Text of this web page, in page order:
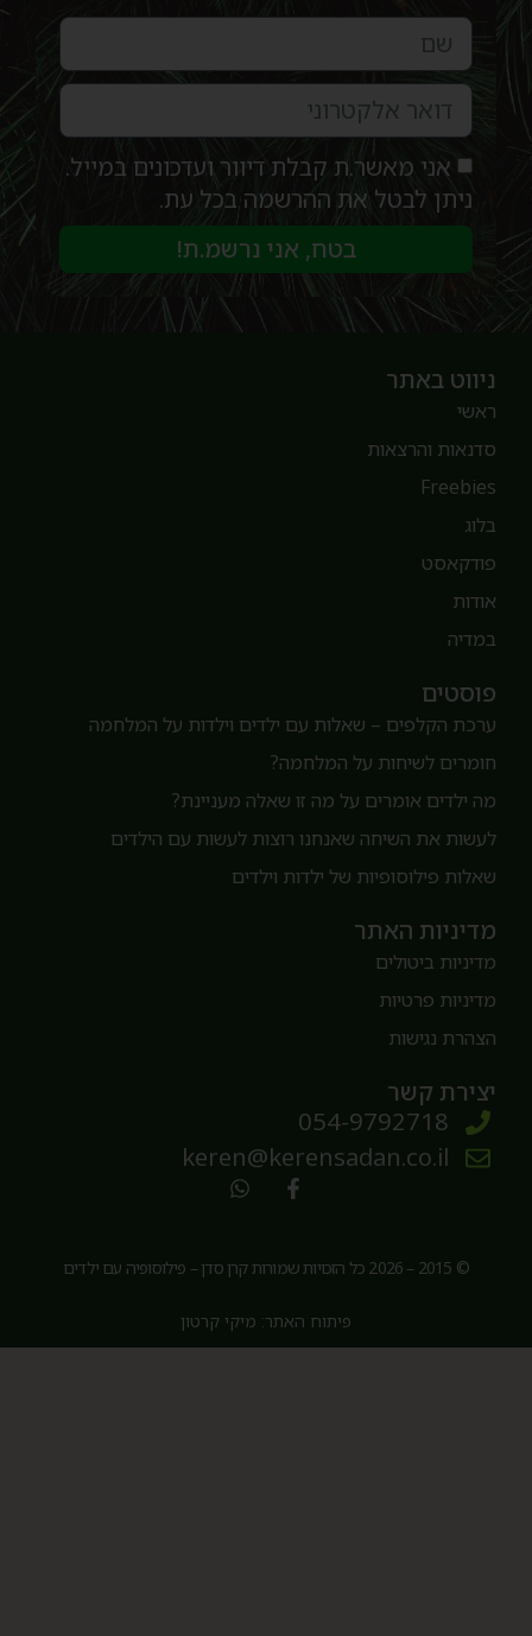
אני מאשר.ת קבלת דיוור ועדכונים במייל.
ניתן לבטל את ההרשמה בכל עת.
בטח, אני נרשמ.ת!
ניווט באתר
ראשי
סדנאות והרצאות
Freebies
פודקאסט
אודות
במדיה
פוסטים
ערכת הקלפים – שאלות עם ילדים וילדות על המלחמה
חומרים לשיחות על המלחמה?
מה ילדים אומרים על מה זו שאלה מעניינת?
לעשות את השיחה שאנחנו רוצות לעשות עם הילדים
שאלות פילוסופיות של ילדות וילדים
מדיניות האתר
מדיניות ביטולים
מדיניות פרטיות
הצהרת נגישות
יצירת קשר
054-9792718
keren@kerensadan.co.il
פיתוח האתר: מיקי קרטון